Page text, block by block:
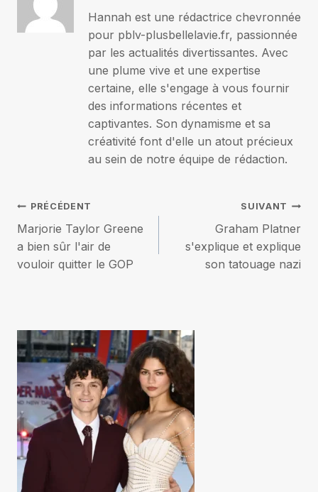
Hannah est une rédactrice chevronnée
pour pblv-plusbellelavie.fr, passionnée
par les actualités divertissantes. Avec
une plume vive et une expertise
certaine, elle s'engage à vous fournir
des informations récentes et
captivantes. Son dynamisme et sa
créativité font d'elle un atout précieux
au sein de notre équipe de rédaction.
Navigation
de
l’article
PRÉCÉDENT
Marjorie Taylor Greene
a bien sûr l'air de
vouloir quitter le GOP
SUIVANT
Graham Platner
s'explique et explique
son tatouage nazi